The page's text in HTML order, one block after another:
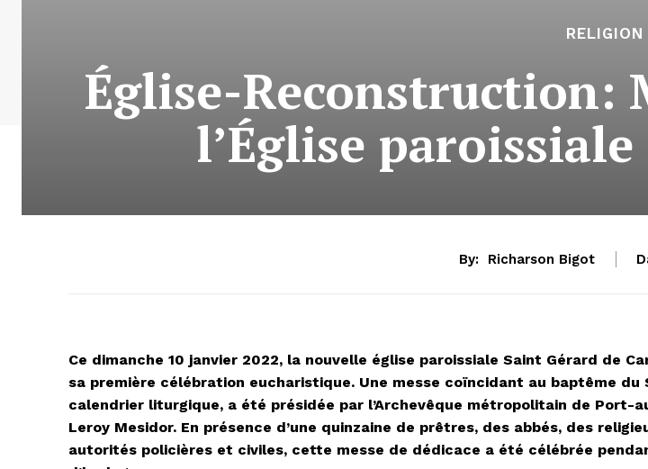
RELIGION
Église-Reconstruction:
l’Église
By: Richarson Bigot
Ce dimanche 10 janvier 2022, la nouvelle église paroissiale Saint Gérard de
sa première célébration eucharistique. Une messe coïncidant au baptême du
calendrier liturgique, a été présidée par l’Archevêque métropolitain de Port-
Leroy Mesidor. En présence d’une quinzaine de prêtres, des abbés, des
autorités policières et civiles, cette messe de dédicace a été célébrée